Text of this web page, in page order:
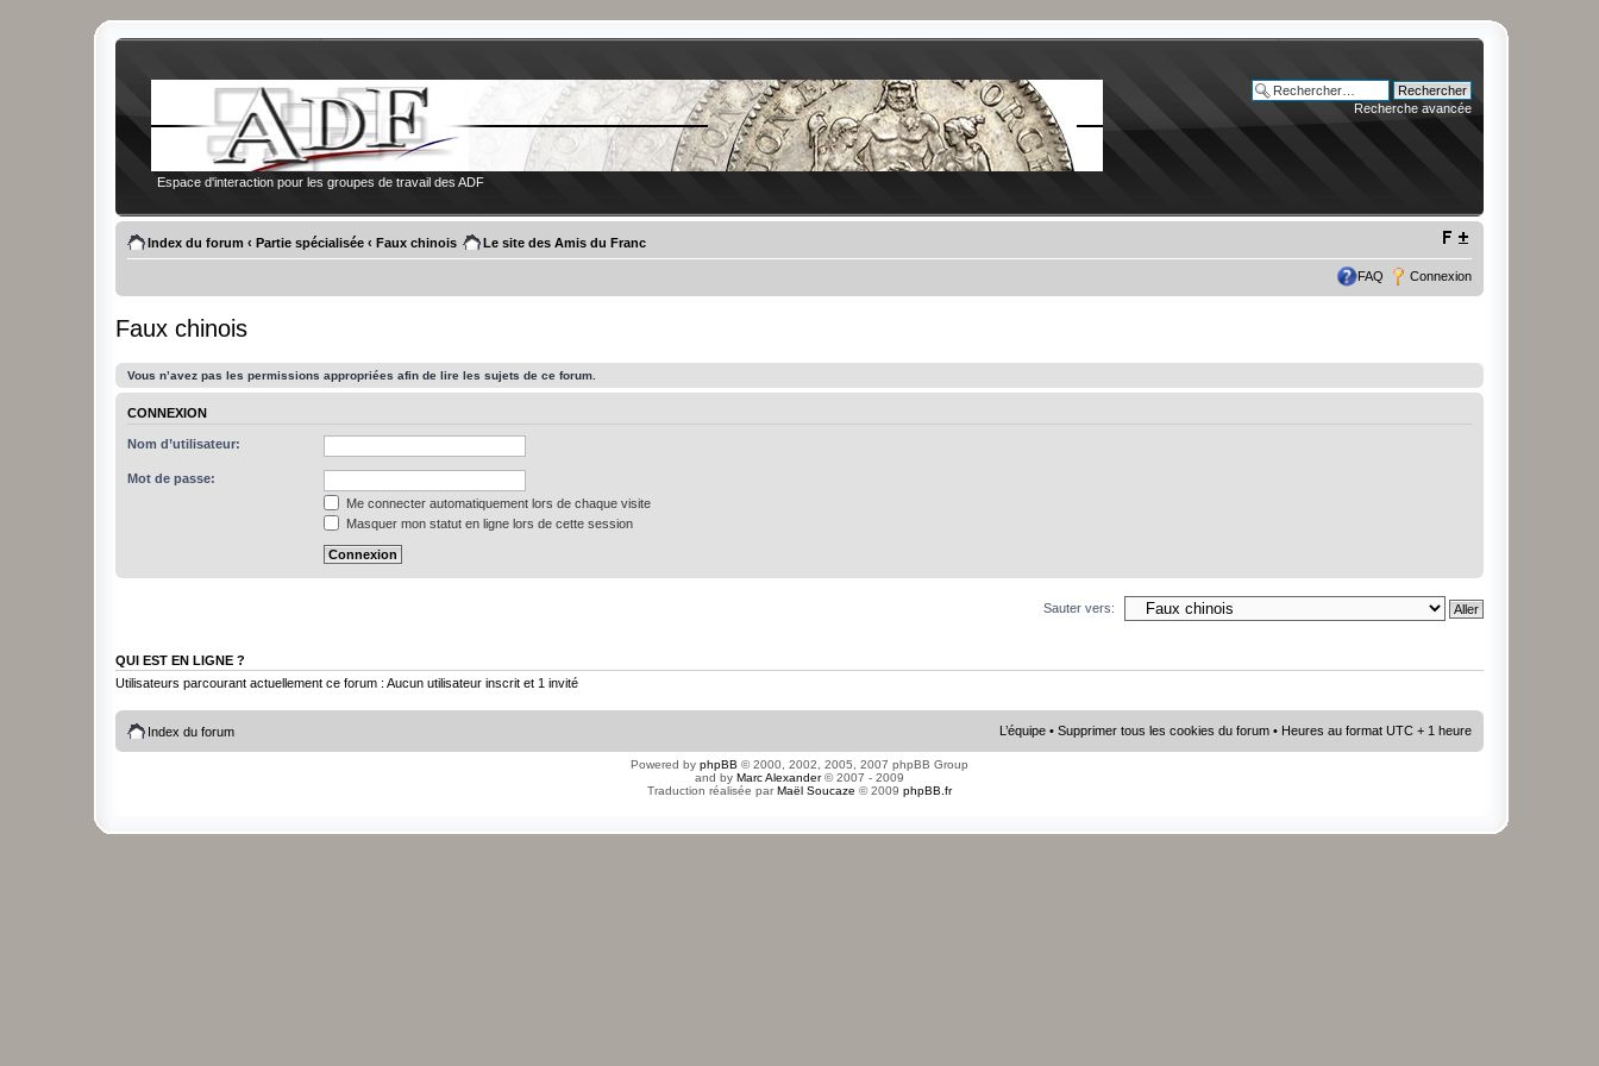
Espace d'interaction pour les groupes de travail des ADF
Recherche avancée
Index du forum ‹ Partie spécialisée ‹ Faux chinois Le site des Amis du Franc
FAQ Connexion
Faux chinois
Vous n’avez pas les permissions appropriées afin de lire les sujets de ce forum.
CONNEXION
Nom d’utilisateur:
Mot de passe:
Me connecter automatiquement lors de chaque visite
Masquer mon statut en ligne lors de cette session
Sauter vers:
QUI EST EN LIGNE ?
Utilisateurs parcourant actuellement ce forum : Aucun utilisateur inscrit et 1 invité
Index du forum L’équipe • Supprimer tous les cookies du forum • Heures au format UTC + 1 heure
Powered by phpBB © 2000, 2002, 2005, 2007 phpBB Group
and by Marc Alexander© 2007 - 2009
Traduction réalisée parMaël Soucaze © 2009 phpBB.fr